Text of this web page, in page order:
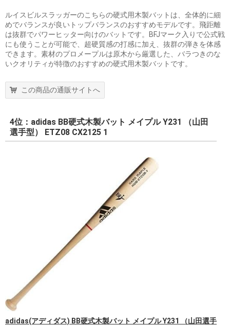
ルイスビルスラッガーのこちらの硬式用木製バットは、全体的に細
めでバランスが良いトップバランスのおすすめモデルです。飛距離
は抜群でパワーヒッター向けのバットです。BFJマーク入りで公式戦
にも使うことが可能で、超硬質感の打感に加え、抜群の弾きを体感
できます。素材のプロメープルは原木から厳選した、バラつきのな
いクオリティが特徴のおすすめの硬式用木製バットです。
この商品の通販サイトへ
4位：adidas BB硬式木製バット メイプル Y231 （山田
選手型） ETZ08 CX2125 1
adidas(アディダス) BB硬式木製バット メイプル Y231 （山田選手